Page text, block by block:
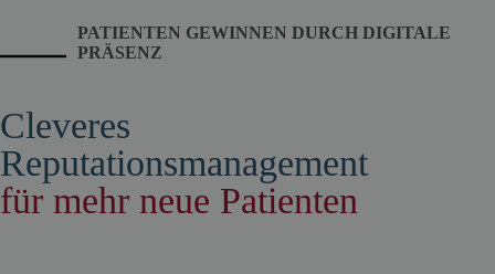
PATIENTEN GEWINNEN DURCH DIGITALE
PRÄSENZ
Cleveres
Reputationsmanagement
für mehr neue Patienten